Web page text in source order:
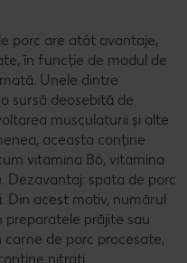
porc are atât avantaje,
în funcție de modul de
Unele dintre
sursă deosebită de
musculaturii și alte
aceasta conține
vitamina B6, vitamina
Dezavantaj: spata de porc
Din acest motiv, numărul
preparatele prăjite sau
carne de porc procesate,
nitrați.